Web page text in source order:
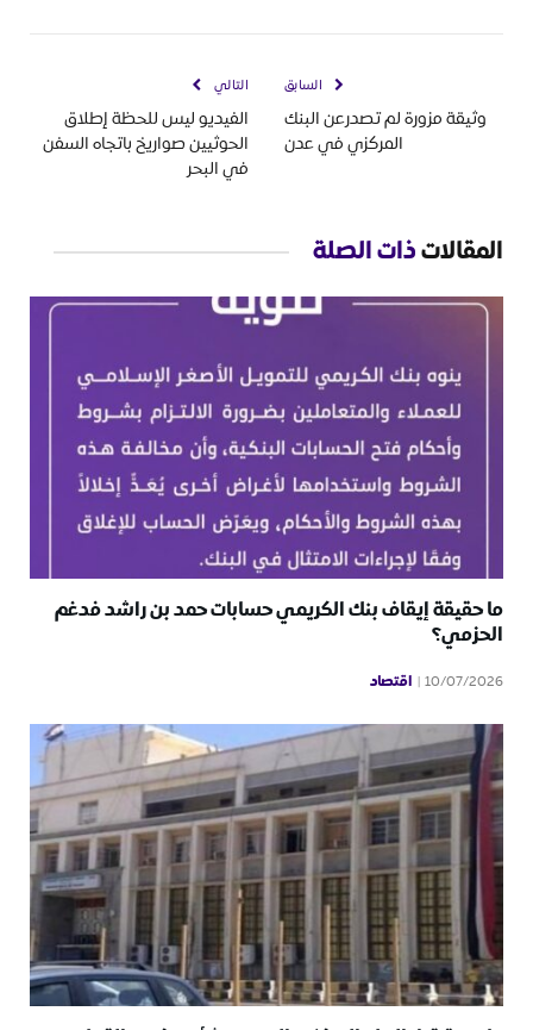
السابق
وثيقة مزورة لم تصدرعن البنك
المركزي في عدن
التالي
الفيديو ليس للحظة إطلاق
الحوثيين صواريخ باتجاه السفن
في البحر
المقالاتذات الصلة
ما حقيقة إيقاف بنك الكريمي حسابات حمد بن راشد فدغم
الحزمي؟
10/07/2026 اقتصاد